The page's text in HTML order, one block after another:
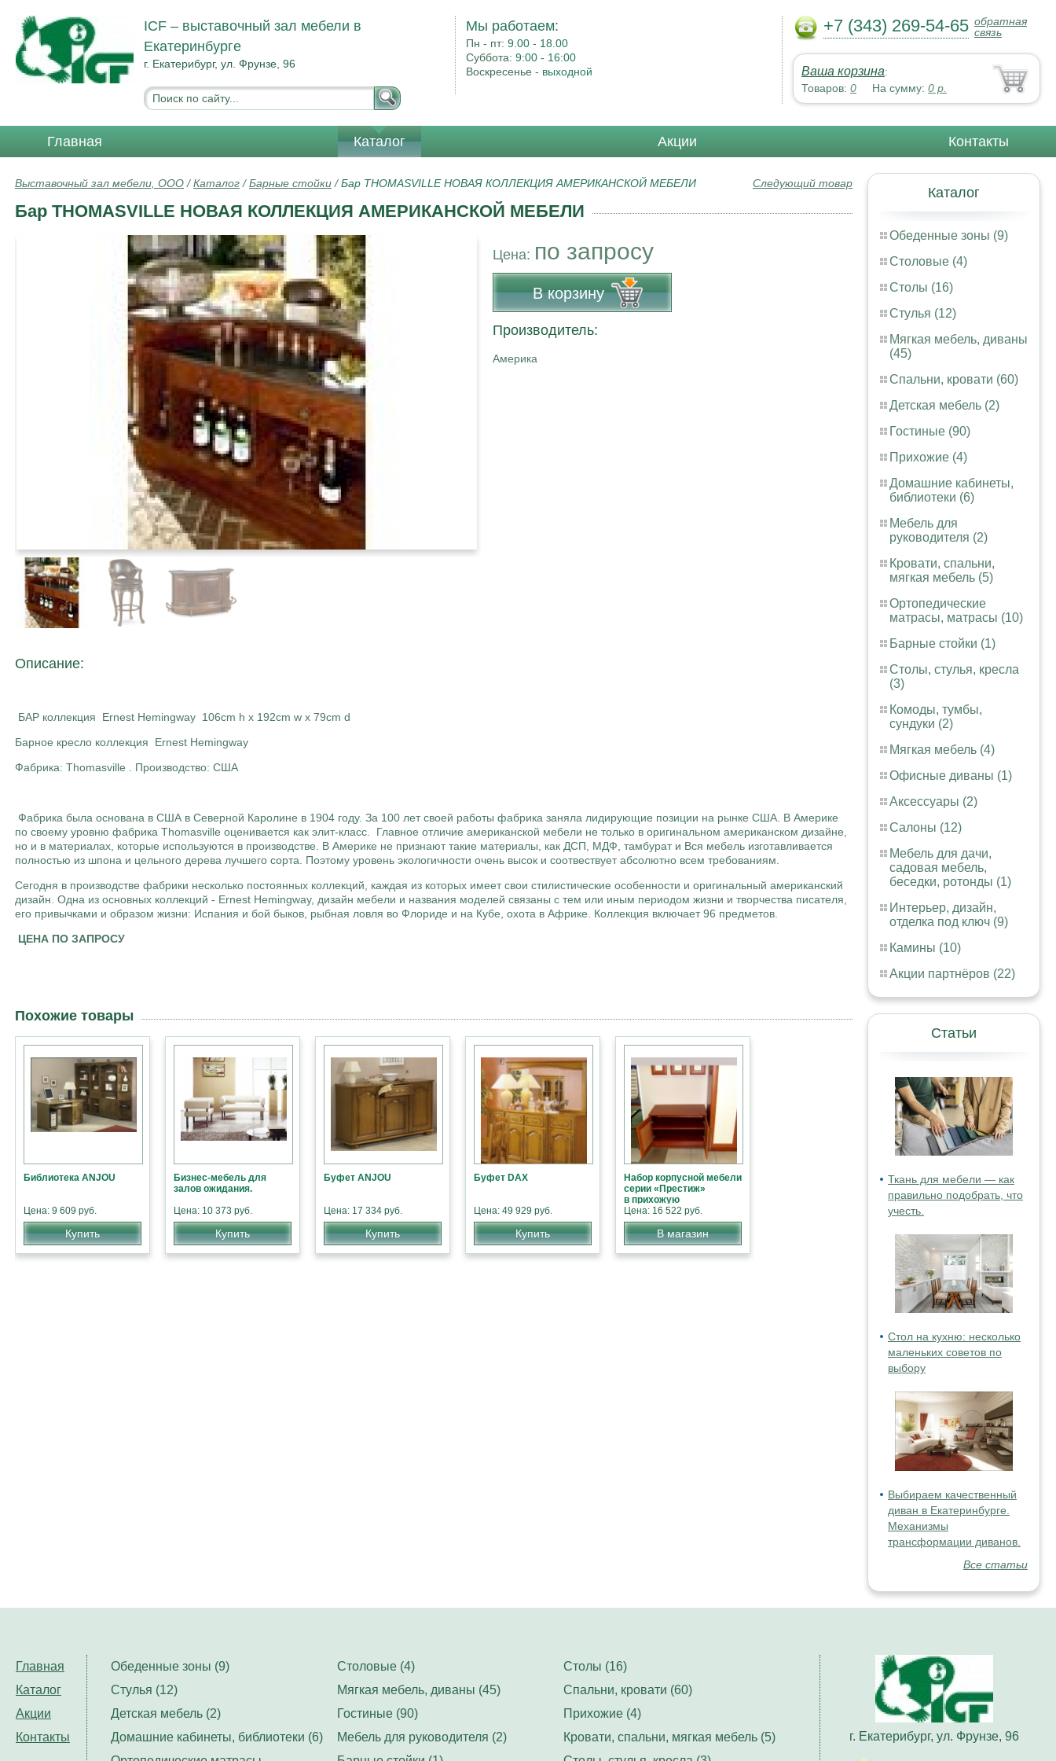
ICF – выставочный зал мебели в
Екатеринбурге
г. Екатерибург, ул. Фрунзе, 96
Мы работаем:
Пн - пт:9.00 - 18.00
Суббота:9:00 - 16:00
Воскресенье - выходной
+7 (343) 269-54-65 обратная
связь
Ваша корзина:
Товаров: 0 На сумму: 0 р.
Главная Каталог Акции Контакты
Каталог
Обеденные зоны (9)
Столовые (4)
Столы (16)
Стулья (12)
Мягкая мебель, диваны
(45)
Спальни, кровати (60)
Детская мебель (2)
Гостиные (90)
Прихожие (4)
Домашние кабинеты,
библиотеки (6)
Мебель для
руководителя (2)
Кровати, спальни,
мягкая мебель (5)
Ортопедические
матрасы, матрасы (10)
Барные стойки (1)
Столы, стулья, кресла
(3)
Комоды, тумбы,
сундуки (2)
Мягкая мебель (4)
Офисные диваны (1)
Аксессуары (2)
Салоны (12)
Мебель для дачи,
садовая мебель,
беседки, ротонды (1)
Интерьер, дизайн,
отделка под ключ (9)
Камины (10)
Акции партнёров (22)
Статьи
Ткань для мебели — как
правильно подобрать, что
учесть.
Стол на кухню: несколько
маленьких советов по
выбору
Выбираем качественный
диван в Екатеринбурге.
Механизмы
трансформации диванов.
Все статьи
Следующий товар
Выставочный зал мебели, ООО /Каталог /Барные стойки /Бар THOMASVILLE НОВАЯ КОЛЛЕКЦИЯ АМЕРИКАНСКОЙ МЕБЕЛИ
Бар THOMASVILLE НОВАЯ КОЛЛЕКЦИЯ АМЕРИКАНСКОЙ МЕБЕЛИ
Цена: по запросу
В корзину
Производитель:
Америка
Описание:
БАР коллекция Ernest Hemingway 106cm h x 192cm w x 79cm d
Барное кресло коллекция Ernest Hemingway
Фабрика: Thomasville . Производство: США
Фабрика была основана в США в Северной Каролине в 1904 году. За 100 лет своей работы фабрика заняла лидирующие позиции на рынке США. В Америке
по своему уровню фабрика Thomasville оценивается как элит-класс. Главное отличие американской мебели не только в оригинальном американском дизайне,
но и в материалах, которые используются в производстве. В Америке не признают такие материалы, как ДСП, МДФ, тамбурат и Вся мебель изготавливается
полностью из шпона и цельного дерева лучшего сорта. Поэтому уровень экологичности очень высок и соотвествует абсолютно всем требованиям.
Сегодня в производстве фабрики несколько постоянных коллекций, каждая из которых имеет свои стилистические особенности и оригинальный американский
дизайн. Одна из основных коллекций - Ernest Hemingway, дизайн мебели и названия моделей связаны с тем или иным периодом жизни и творчества писателя,
его привычками и образом жизни: Испания и бой быков, рыбная ловля во Флориде и на Кубе, охота в Африке. Коллекция включает 96 предметов.
ЦЕНА ПО ЗАПРОСУ
Похожие товары
Библиотека ANJOU
Цена: 9 609 руб.
Купить
Бизнес-мебель для
залов ожидания.
Цена: 10 373 руб.
Купить
Буфет ANJOU
Цена: 17 334 руб.
Купить
Буфет DAX
Цена: 49 929 руб.
Купить
Набор корпусной мебели
серии «Престиж»
в прихожую
Цена: 16 522 руб.
В магазин
Главная
Каталог
Акции
Контакты
г. Екатерибург, ул. Фрунзе, 96
Обеденные зоны (9) Столовые (4)
Столы (16)
Стулья (12)
Мягкая мебель, диваны (45)
Спальни, кровати (60)
Детская мебель (2)
Гостиные (90)
Прихожие (4)
Домашние кабинеты, библиотеки (6)
Мебель для руководителя (2)
Кровати, спальни, мягкая мебель (5)